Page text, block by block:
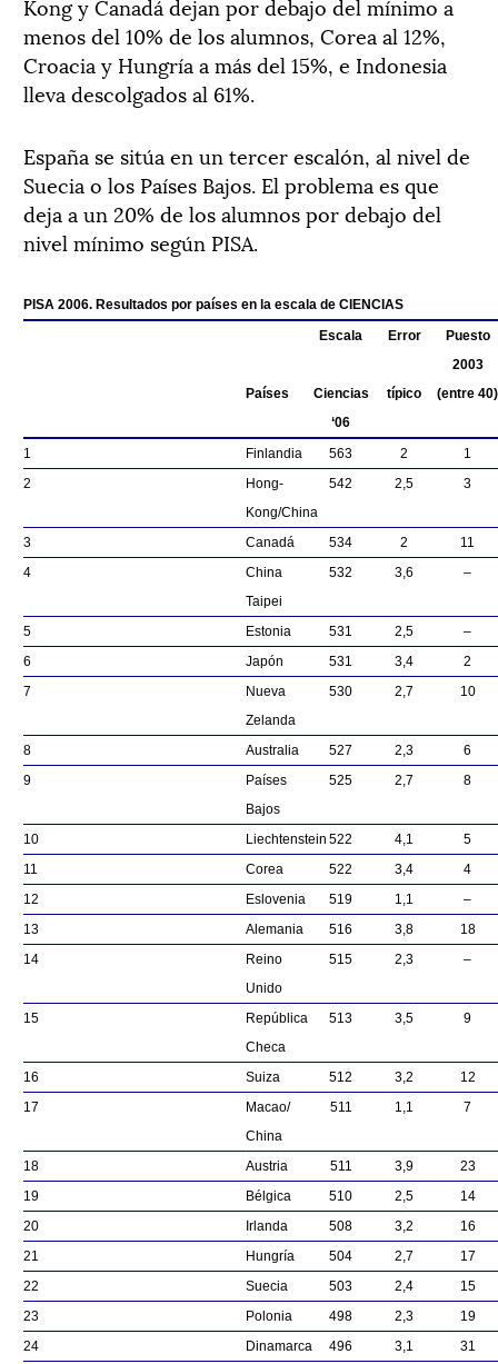
Kong y Canadá dejan por debajo del mínimo a
menos del 10% de los alumnos, Corea al 12%,
Croacia y Hungría a más del 15%, e Indonesia
lleva descolgados al 61%.
España se sitúa en un tercer escalón, al nivel de
Suecia o los Países Bajos. El problema es que
deja a un 20% de los alumnos por debajo del
nivel mínimo según PISA.
PISA 2006. Resultados por países en la escala de CIENCIAS
Escala
Error
Puesto
2003
Países
Ciencias
‘06
típico (entre 40)
1 Finlandia 563 2
1
2
Hong-
Kong/China
542 2,5 3
3 Canadá 534 2
11
4
China
Taipei
532 3,6 –
5 Estonia 531 2,5
–
6
Japón 531 3,4
2
7
Nueva
Zelanda
530 2,7 10
8 Australia 527 2,3
6
9
Países
Bajos
525 2,7 8
10 Liechtenstein 522 4,1
5
11
Corea 522 3,4
4
12
Eslovenia 519 1,1
–
13
Alemania 516 3,8
18
14
Reino
Unido
515 2,3 –
15
República
Checa
513 3,5 9
16 Suiza 512 3,2
12
17
Macao/
China
511 1,1 7
18 Austria 511 3,9
23
19
Bélgica 510 2,5
14
20
Irlanda 508 3,2
16
21
Hungría 504 2,7
17
22
Suecia 503 2,4
15
23
Polonia 498 2,3
19
24
Dinamarca 496 3,1
31